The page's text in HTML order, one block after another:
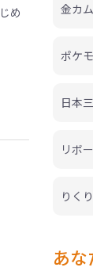
め
金カム
ポケ
日本
リボ
りく
あ